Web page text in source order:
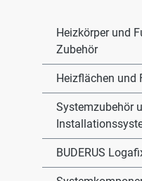
Heizkörper und
Zubehör
Heizflächen und
Systemzubehör
BUDERUS